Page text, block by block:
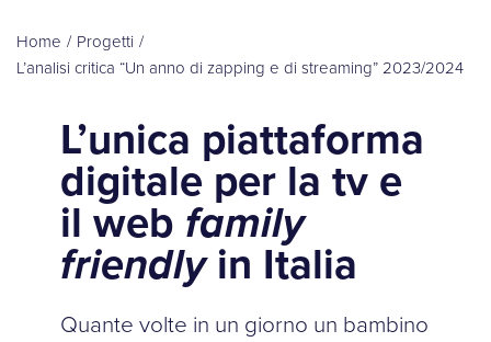
Home / Progetti /
L’analisi critica “Un anno di zapping e di streaming” 2023/2024
L’unica piattaforma
digitale per la tv e
il web family
friendlyin Italia
Quante volte in un giorno un bambino